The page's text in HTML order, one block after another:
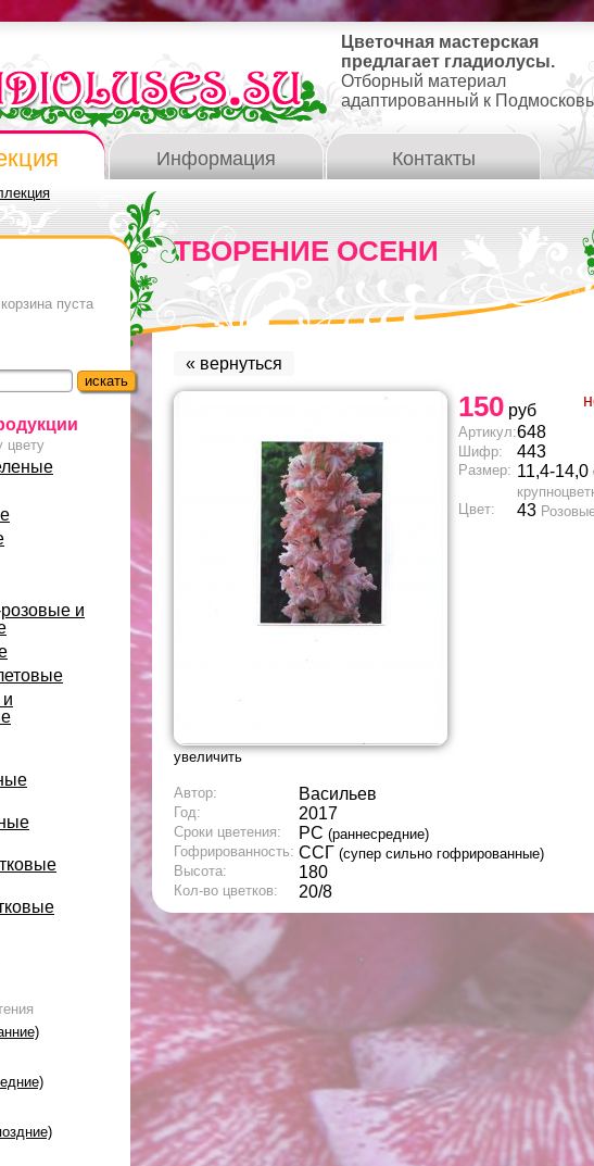
Цветочная мастерская
предлагает гладиолусы.
Отборный материал
адаптированный к
Информация Контакты
пуста
цвету
и
ТВОРЕНИЕ ОСЕНИ
« вернуться
увеличить
150 руб
Артикул:648
Шифр: 443
Размер: 11,4-14,0
Цвет:
43
Автор: Васильев
Год: 2017
Сроки цветения: РС (раннесредние)
Гофрированность: ССГ (супер сильно гофрированные)
Высота:
180
Кол-во цветков: 20/8